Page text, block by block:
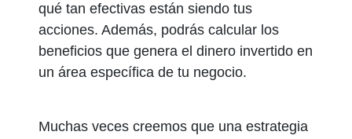
qué tan efectivas están siendo tus
acciones. Además, podrás calcular los
beneficios que genera el dinero invertido en
un área específica de tu negocio.
Muchas veces creemos que una estrategia